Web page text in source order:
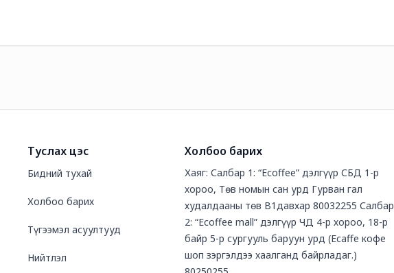
Туслах цэс
Бидний тухай
Холбоо барих
Түгээмэл асуултууд
Нийтлэл
Холбоо барих
Хаяг: Салбар 1: “Ecoffee” дэлгүүр СБД 1-р
хороо, Төв номын сан урд Гурван гал
худалдааны төв В1давхар 80032255 Салбар
2: “Ecoffee mall” дэлгүүр ЧД 4-р хороо, 18-р
байр 5-р сургууль баруун урд (Ecaffe кофе
шоп зэргэлдээ хаалганд байрладаг.)